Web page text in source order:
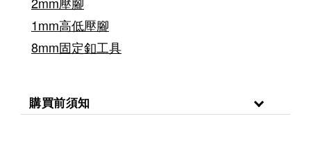
1mm高低壓腳
8mm固定釦工具
購買前須知